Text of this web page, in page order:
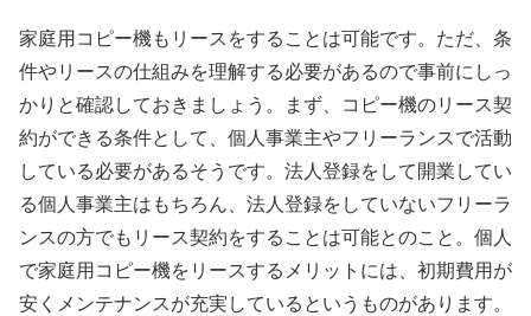
家庭用コピー機もリースをすることは可能です。ただ、条
件やリースの仕組みを理解する必要があるので事前にしっ
かりと確認しておきましょう。まず、コピー機のリース契
約ができる条件として、個人事業主やフリーランスで活動
している必要があるそうです。法人登録をして開業してい
る個人事業主はもちろん、法人登録をしていないフリーラ
ンスの方でもリース契約をすることは可能とのこと。個人
で家庭用コピー機をリースするメリットには、初期費用が
安くメンテナンスが充実しているというものがあります。